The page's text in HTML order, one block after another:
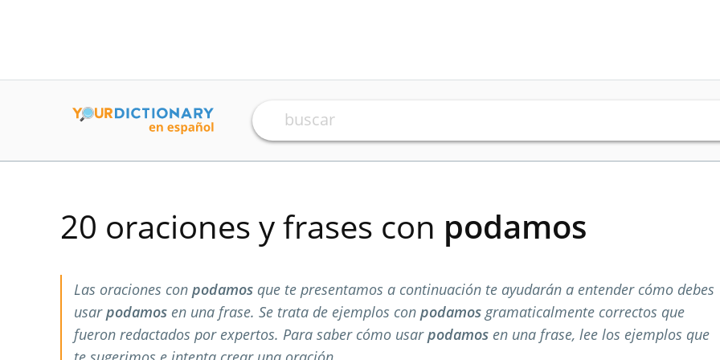
20 oraciones y frases con podamos
Las oraciones con podamos que te presentamos a continuación te ayudarán a entender cómo debes
usarpodamos en una frase. Se trata de ejemplos con podamosgramaticalmente correctos que
fueron redactados por expertos. Para saber cómo usarpodamos en una frase, lee los ejemplos que